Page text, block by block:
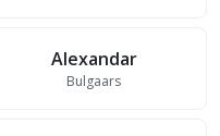
Alexandar
Bulgaars